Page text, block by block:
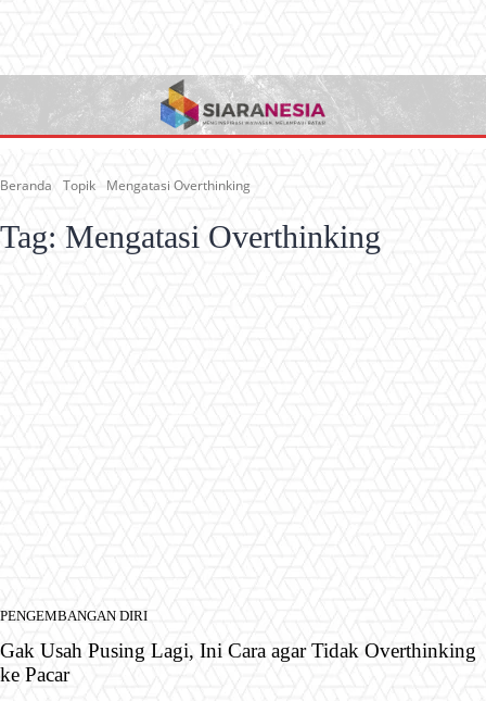
Beranda Topik Mengatasi Overthinking
Tag: Mengatasi Overthinking
PENGEMBANGAN DIRI
Gak Usah Pusing Lagi, Ini Cara agar Tidak Overthinking
ke Pacar